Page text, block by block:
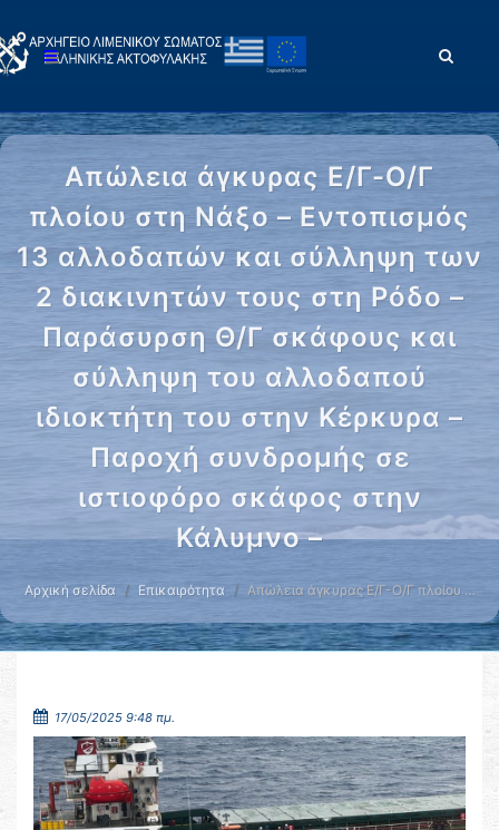
Απώλεια άγκυρας Ε/Γ-Ο/Γ
πλοίου στη Νάξο – Εντοπισμός
13 αλλοδαπών και σύλληψη των
2 διακινητών τους στη Ρόδο –
Παράσυρση Θ/Γ σκάφους και
σύλληψη του αλλοδαπού
ιδιοκτήτη του στην Κέρκυρα –
Παροχή συνδρομής σε
ιστιοφόρο σκάφος στην
Κάλυμνο –
Αρχική σελίδα Επικαιρότητα Απώλεια άγκυρας Ε/Γ-Ο/Γ πλοίου …
17/05/2025 9:48 πμ.